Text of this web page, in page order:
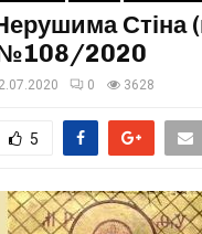
Стіна
2020
0 3628
5